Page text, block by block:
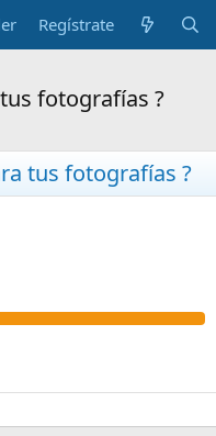
Regístrate
fotografías ?
tus fotografías ?